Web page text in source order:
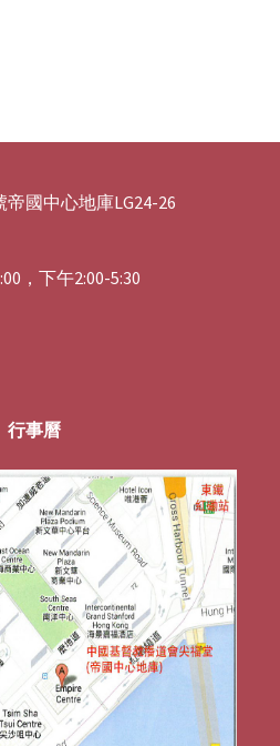
國中心地庫LG24-26
，下午2:00-5:30
行事曆